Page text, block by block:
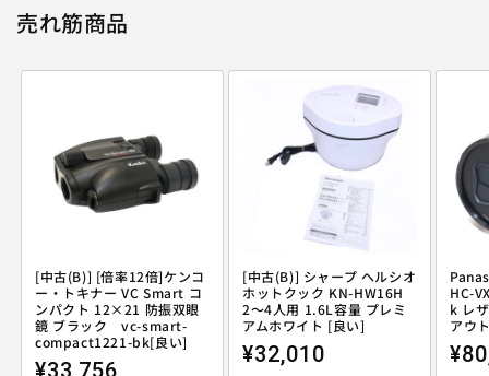
売れ筋商品
[中古(B)] [倍率12倍]ケンコ
ー・トキナー VC Smart コ
ンパクト 12×21 防振双眼
鏡 ブラック vc-smart-
compact1221-bk[良い]
通常価格
¥33,756
[中古(B)] シャープ ヘルシオ
ホットクック KN-HW16H
2〜4人用 1.6L容量 プレミ
アムホワイト [良い]
通常価格
¥32,010
HC-
k レ
アウ
通